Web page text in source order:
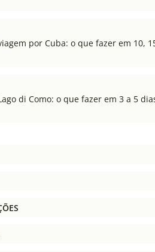
por Cuba: o que fazer em 10,
di Como: o que fazer em 3 a 5